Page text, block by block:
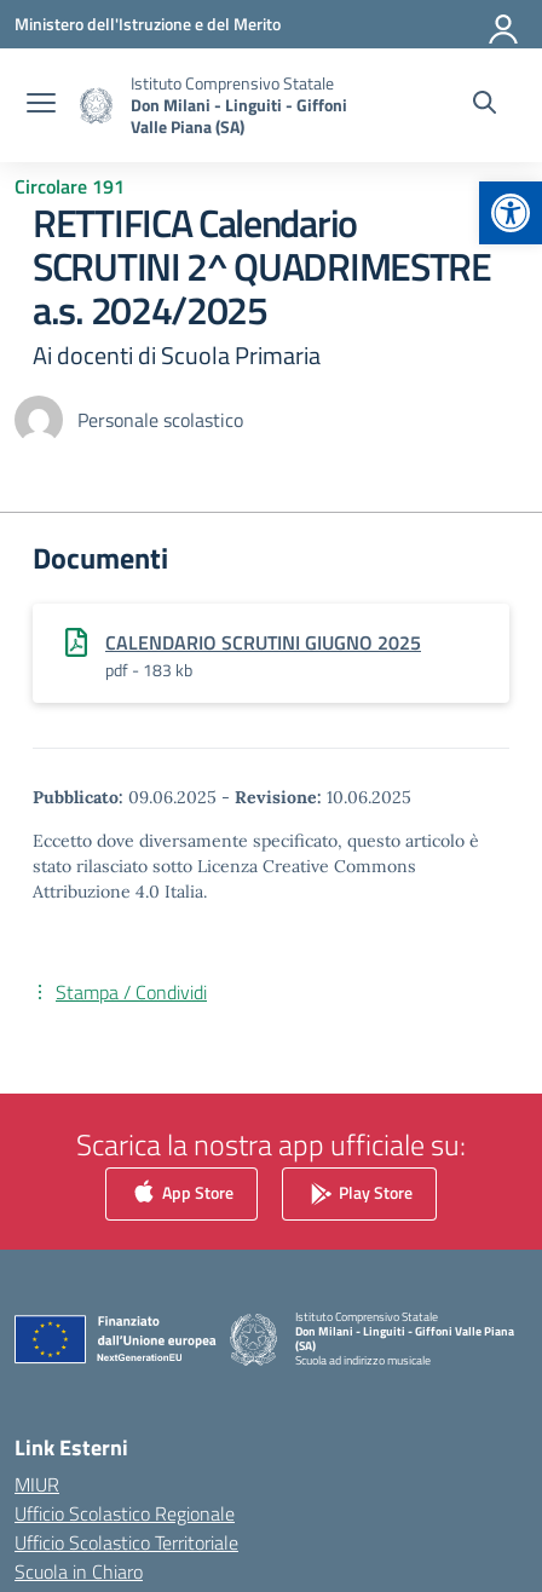
Vai ai contenuti
Vai al menu di navigazione
Vai al footer
Ministero dell'Istruzione e del Merito
Istituto Comprensivo Statale
Don Milani - Linguiti - Giffoni
Valle Piana (SA)
Circolare 191
RETTIFICA Calendario
SCRUTINI 2^ QUADRIMESTRE
a.s. 2024/2025
Ai docenti di Scuola Primaria
Personale scolastico
Documenti
CALENDARIO SCRUTINI GIUGNO 2025
pdf - 183 kb
Pubblicato: 09.06.2025 - Revisione: 10.06.2025
Eccetto dove diversamente specificato, questo articolo è
stato rilasciato sotto Licenza Creative Commons
Attribuzione 4.0 Italia.
Stampa / Condividi
Scarica la nostra app ufficiale su:
App Store Play Store
Istituto Comprensivo Statale
Don Milani - Linguiti - Giffoni Valle Piana
(SA)
Scuola ad indirizzo musicale
Link Esterni
MIUR
Ufficio Scolastico Regionale
Ufficio Scolastico Territoriale
Scuola in Chiaro